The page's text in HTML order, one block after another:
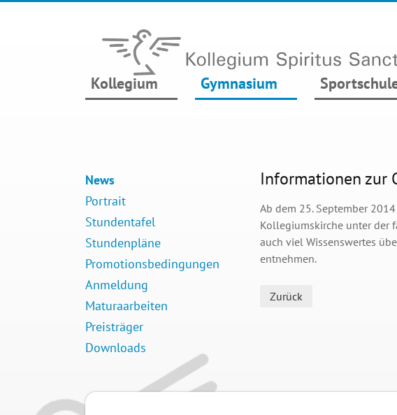
Kollegium Gymnasium
News
Portrait
Stundentafel
Stundenpläne
Promotionsbedingungen
Anmeldung
Maturaarbeiten
Preisträger
Downloads
Informationen zur
Ab dem 25. September
Kollegiumskirche unter der
auch viel Wissenswertes
entnehmen.
Zurück